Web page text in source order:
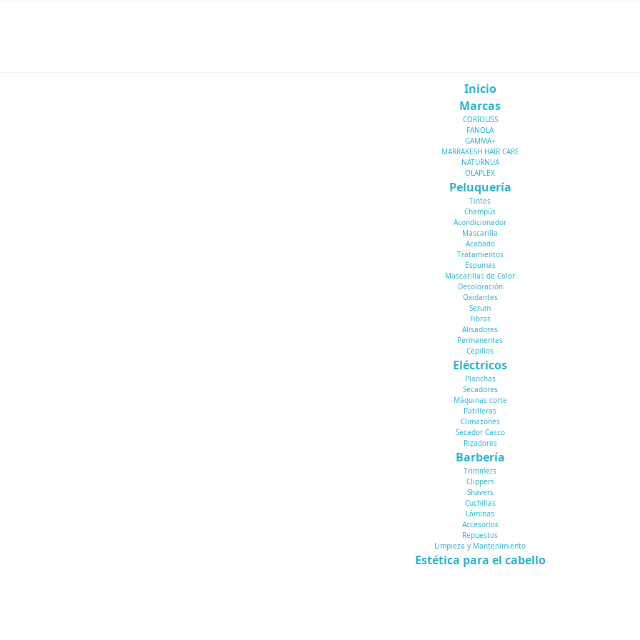
Inicio
Marcas
CORIOLISS
FANOLA
GAMMA+
MARRAKESH HAIR CARE
NATURNUA
OLAPLEX
Peluquería
Tintes
Champús
Acondicionador
Mascarilla
Acabado
Tratamientos
Espumas
Mascarillas de Color
Decoloración
Oxidantes
Serum
Fibras
Alisadores
Permanentes
Cepillos
Eléctricos
Planchas
Secadores
Máquinas corte
Patilleras
Climazones
Secador Casco
Rizadores
Barbería
Trimmers
Clippers
Shavers
Cuchillas
Láminas
Accesorios
Repuestos
Limpieza y Mantenimiento
Estética para el cabello